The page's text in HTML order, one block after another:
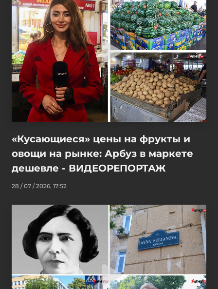
«Кусающиеся» цены на фрукты и
овощи на рынке: Арбуз в маркете
дешевле - ВИДЕОРЕПОРТАЖ
28 / 07 / 2026, 17:52